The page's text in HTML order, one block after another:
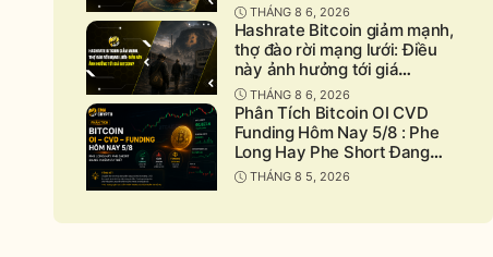
THÁNG 8 6, 2026
Hashrate Bitcoin giảm mạnh,
thợ đào rời mạng lưới: Điều
này ảnh hưởng tới giá
Bitcoin?
THÁNG 8 6, 2026
Phân Tích Bitcoin OI CVD
Funding Hôm Nay 5/8 : Phe
Long Hay Phe Short Đang
Chiếm Ưu Thế?
THÁNG 8 5, 2026